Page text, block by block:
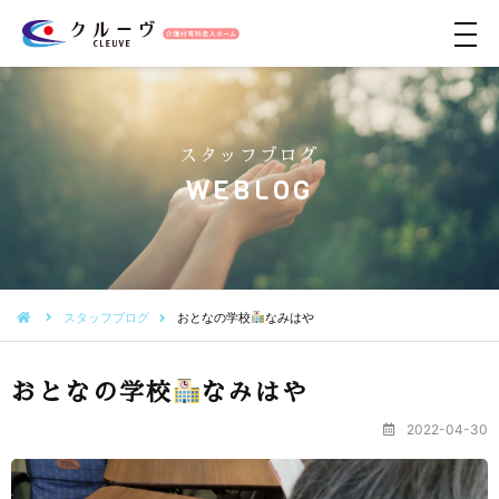
メ
ュ
ー
スタッフブログ
WEBLOG
スタッフブログ おとなの学校 なみはや
おとなの学校 なみはや
2022-04-30